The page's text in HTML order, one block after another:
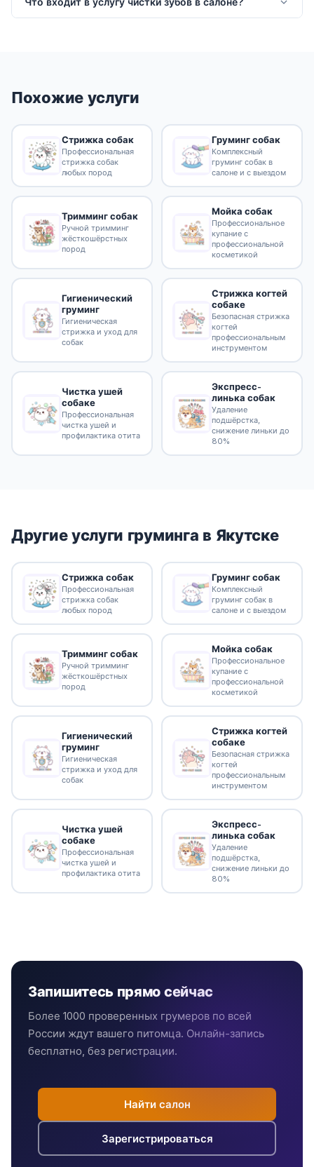
Похожие услуги
Стрижка собак
Профессиональная
стрижка собак
любых пород
Груминг собак
Комплексный
груминг собак в
салоне и с выездом
Тримминг собак
Ручной тримминг
жёсткошёрстных
пород
Мойка собак
Профессиональное
купание с
профессиональной
косметикой
Гигиенический
груминг
Гигиеническая
стрижка и уход для
собак
Стрижка когтей
собаке
Безопасная стрижка
когтей
профессиональным
инструментом
Чистка ушей
собаке
Профессиональная
чистка ушей и
профилактика отита
Экспресс-
линька собак
Удаление
подшёрстка,
снижение линьки до
80%
Другие услуги груминга в Якутске
Стрижка собак
Профессиональная
стрижка собак
любых пород
Груминг собак
Комплексный
груминг собак в
салоне и с выездом
Тримминг собак
Ручной тримминг
жёсткошёрстных
пород
Мойка собак
Профессиональное
купание с
профессиональной
косметикой
Гигиенический
груминг
Гигиеническая
стрижка и уход для
собак
Стрижка когтей
собаке
Безопасная стрижка
когтей
профессиональным
инструментом
Чистка ушей
собаке
Профессиональная
чистка ушей и
профилактика отита
Экспресс-
линька собак
Удаление
подшёрстка,
снижение линьки до
80%
Запишитесь прямо сейчас
Более 1000 проверенных грумеров по всей
России ждут вашего питомца. Онлайн-запись
бесплатно, без регистрации.
Найти салон
Зарегистрироваться